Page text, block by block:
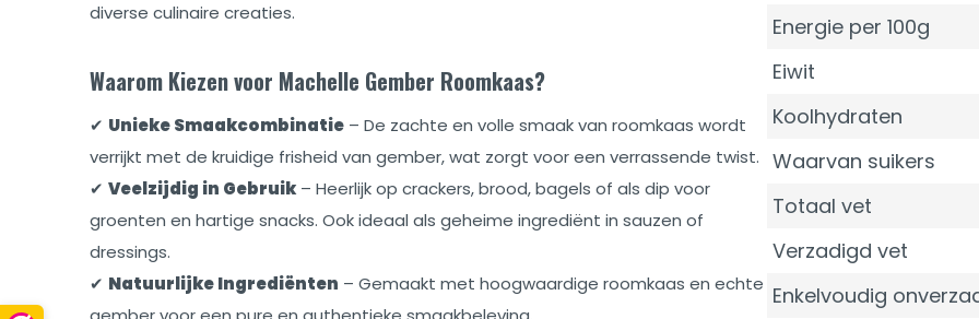
diverse culinaire creaties.
Waarom Kiezen voor Machelle Gember Roomkaas?
✔ Unieke Smaakcombinatie – De zachte en volle smaak van roomkaas wordt
verrijkt met de kruidige frisheid van gember, wat zorgt voor een verrassende twist.
✔ Veelzijdig in Gebruik– Heerlijk op crackers, brood, bagels of als dip voor
groenten en hartige snacks. Ook ideaal als geheime ingrediënt in sauzen of
dressings.
✔ Natuurlijke Ingrediënten – Gemaakt met hoogwaardige roomkaas en echte
Energie per 100g
Eiwit
Koolhydraten
Waarvan suikers
Totaal vet
Verzadigd vet
Enkelvoudig